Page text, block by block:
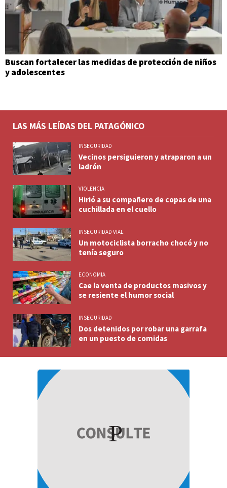
Buscan fortalecer las medidas de protección de niños
y adolescentes
LAS MÁS LEÍDAS DEL PATAGÓNICO
INSEGURIDAD
Vecinos persiguieron y atraparon a un
ladrón
VIOLENCIA
Hirió a su compañero de copas de una
cuchillada en el cuello
INSEGURIDAD VIAL
Un motociclista borracho chocó y no
tenía seguro
ECONOMIA
Cae la venta de productos masivos y
se resiente el humor social
INSEGURIDAD
Dos detenidos por robar una garrafa
en un puesto de comidas